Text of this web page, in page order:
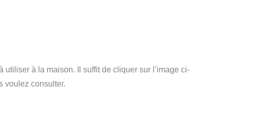
utiliser à la maison. Il suffit de cliquer sur l’image ci-
voulez consulter.